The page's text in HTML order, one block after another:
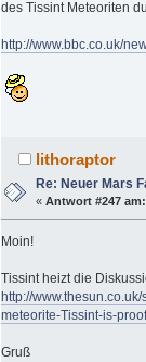
des Tissint Meteoriten
http://www.bbc.co.uk/
lithoraptor
Re: Neuer Mars
«Antwort #247 am:
Moin!
Tissint heizt die
http://
meteorite-Tissint-is-
Gruß